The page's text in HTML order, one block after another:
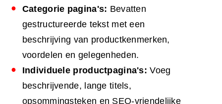
Categorie pagina's: Bevatten
gestructureerde tekst met een
beschrijving van productkenmerken,
voordelen en gelegenheden.
Individuele productpagina's: Voeg
beschrijvende, lange titels,
opsommingsteken en SEO-vriendelijke